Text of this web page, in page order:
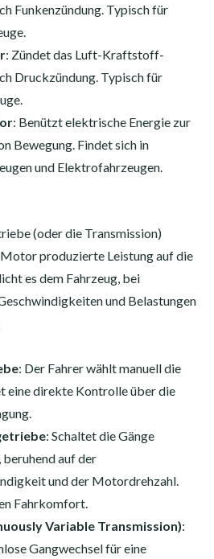
Funkenzündung. Typisch für
: Zündet das Luft-Kraftstoff-
Druckzündung. Typisch für
: Benützt elektrische Energie zur
Bewegung. Findet sich in
und Elektrofahrzeugen.
(oder die Transmission)
produzierte Leistung auf die
es dem Fahrzeug, bei
und Belastungen
: Der Fahrer wählt manuell die
eine direkte Kontrolle über die
: Schaltet die Gänge
auf der
und der Motordrehzahl.
Fahrkomfort.
Variable Transmission):
Gangwechsel für eine